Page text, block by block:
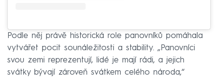
Podle něj právě historická role panovníků pomáhala
vytvářet pocit sounáležitosti a stability. „Panovníci
svou zemi reprezentují, lidé je mají rádi, a jejich
svátky bývají zároveň svátkem celého národa,“